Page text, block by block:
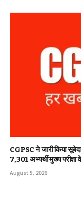
CGPSC ने जारी किया
7,301 अभ्यर्थी मुख्य परीक्षा
August 5, 2026